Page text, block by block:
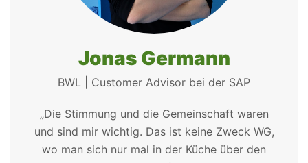
Jonas Germann
BWL | Customer Advisor bei der SAP
„Die Stimmung und die Gemeinschaft waren
und sind mir wichtig. Das ist keine Zweck WG,
wo man sich nur mal in der Küche über den